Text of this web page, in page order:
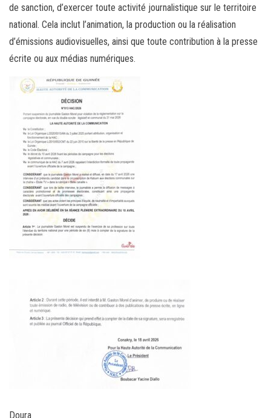
de sanction, d’exercer toute activité journalistique sur le territoire
national. Cela inclut l’animation, la production ou la réalisation
d’émissions audiovisuelles, ainsi que toute contribution à la presse
écrite ou aux médias numériques.
Doura